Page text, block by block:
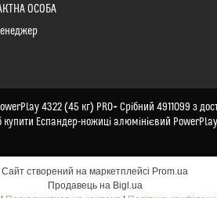
4322 (45 кг) PRO+ Срібний 4911099 з
Еспандер-ножиці алюмінієвий
Сайт створений на маркетплейсі Prom.ua
Продавець на Bigl.ua